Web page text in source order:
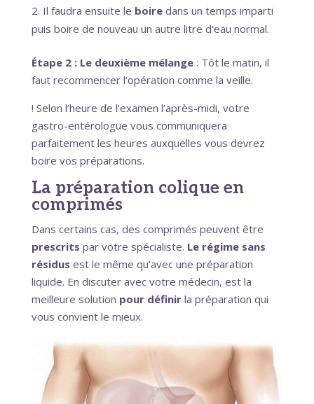
Il faudra ensuite le boire dans un temps imparti
puis boire de nouveau un autre litre d’eau normal.
Étape 2 : Le deuxième mélange: Tôt le matin, il
faut recommencer l’opération comme la veille.
! Selon l’heure de l’examen l’après-midi, votre
gastro-entérologue vous communiquera
parfaitement les heures auxquelles vous devrez
boire vos préparations.
La préparation colique en
comprimés
Dans certains cas, des comprimés peuvent être
prescrits par votre spécialiste. Le régime sans
résidus est le même qu’avec une préparation
liquide. En discuter avec votre médecin, est la
meilleure solution pour définirla préparation qui
vous convient le mieux.